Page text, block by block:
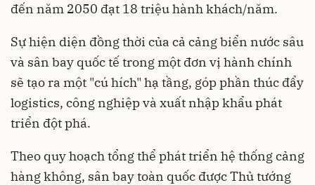
đến năm 2050 đạt 18 triệu hành khách/năm.
Sự hiện diện đồng thời của cả cảng biển nước sâu
và sân bay quốc tế trong một đơn vị hành chính
sẽ tạo ra một "cú hích" hạ tầng, góp phần thúc đẩy
logistics, công nghiệp và xuất nhập khẩu phát
triển đột phá.
Theo quy hoạch tổng thể phát triển hệ thống cảng
hàng không, sân bay toàn quốc được Thủ tướng